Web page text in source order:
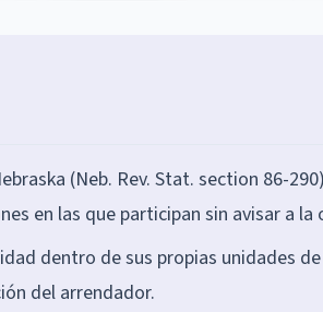
(Neb. Rev. Stat. section 86-
en las que participan sin avisar a la
dentro de sus propias unidades
del arrendador.